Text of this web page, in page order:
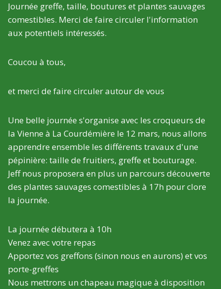
Journée greffe, taille, boutures et plantes sauvages
comestibles. Merci de faire circuler l'information
aux potentiels intéressés.
Coucou à tous,
et merci de faire circuler autour de vous
Une belle journée s'organise avec les croqueurs de
la Vienne à La Courdémière le 12 mars, nous allons
apprendre ensemble les différents travaux d'une
pépinière: taille de fruitiers, greffe et bouturage.
Jeff nous proposera en plus un parcours découverte
des plantes sauvages comestibles à 17h pour clore
la journée.
La journée débutera à 10h
Venez avec votre repas
Apportez vos greffons (sinon nous en aurons) et vos
porte-greffes
Nous mettrons un chapeau magique à disposition